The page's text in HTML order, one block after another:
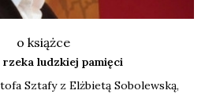
o książce
rzeka ludzkiej pamięci
Szta­fy z Elż­bie­tą Sobo­lew­ską,